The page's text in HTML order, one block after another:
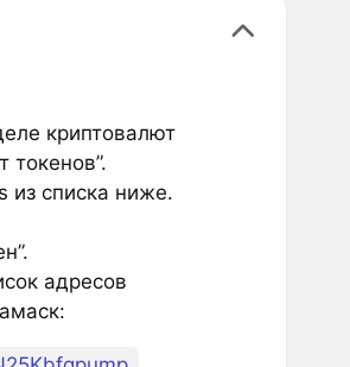
криптовалют
токенов”.
из списка ниже.
адресов